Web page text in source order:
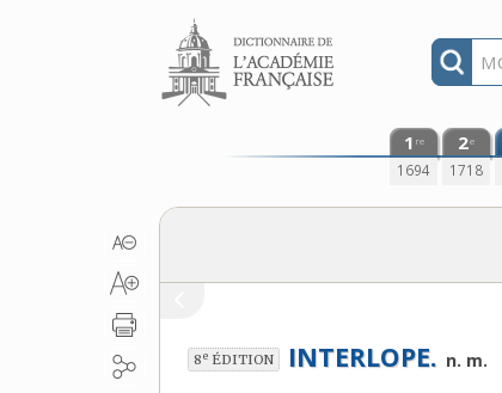
Aller au contenu
1 re
1694
2e
1718
8e ÉDITION INTERLOPE. n. m.